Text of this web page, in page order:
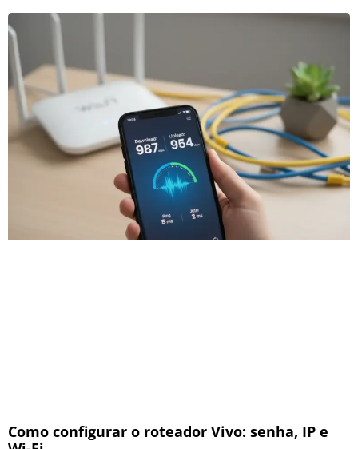
Como configurar o roteador Vivo: senha, IP e